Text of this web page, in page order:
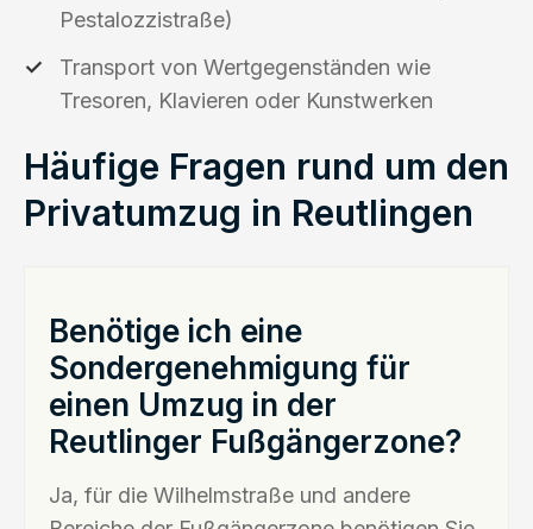
Pestalozzistraße)
Transport von Wertgegenständen wie
Tresoren, Klavieren oder Kunstwerken
Häufige Fragen rund um den
Privatumzug in Reutlingen
Benötige ich eine
Sondergenehmigung für
einen Umzug in der
Reutlinger Fußgängerzone?
Ja, für die Wilhelmstraße und andere